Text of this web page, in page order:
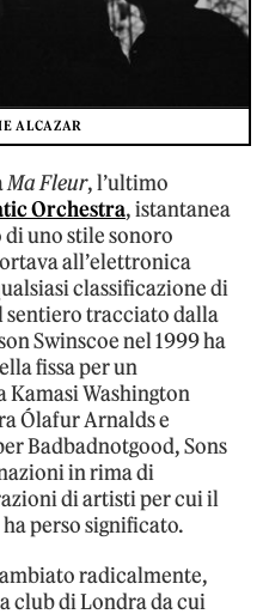
ALCAZAR
Ma Fleur, l’ultimo
Orchestra, istantanea
uno stile sonoro
all’elettronica
classificazione di
sentiero tracciato dalla
Swinscoe nel 1999 ha
fissa per un
Washington
Ólafur Arnalds e
Badbadnotgood, Sons
in rima di
di artisti per cui il
perso significato.
radicalmente,
club di Londra da cui